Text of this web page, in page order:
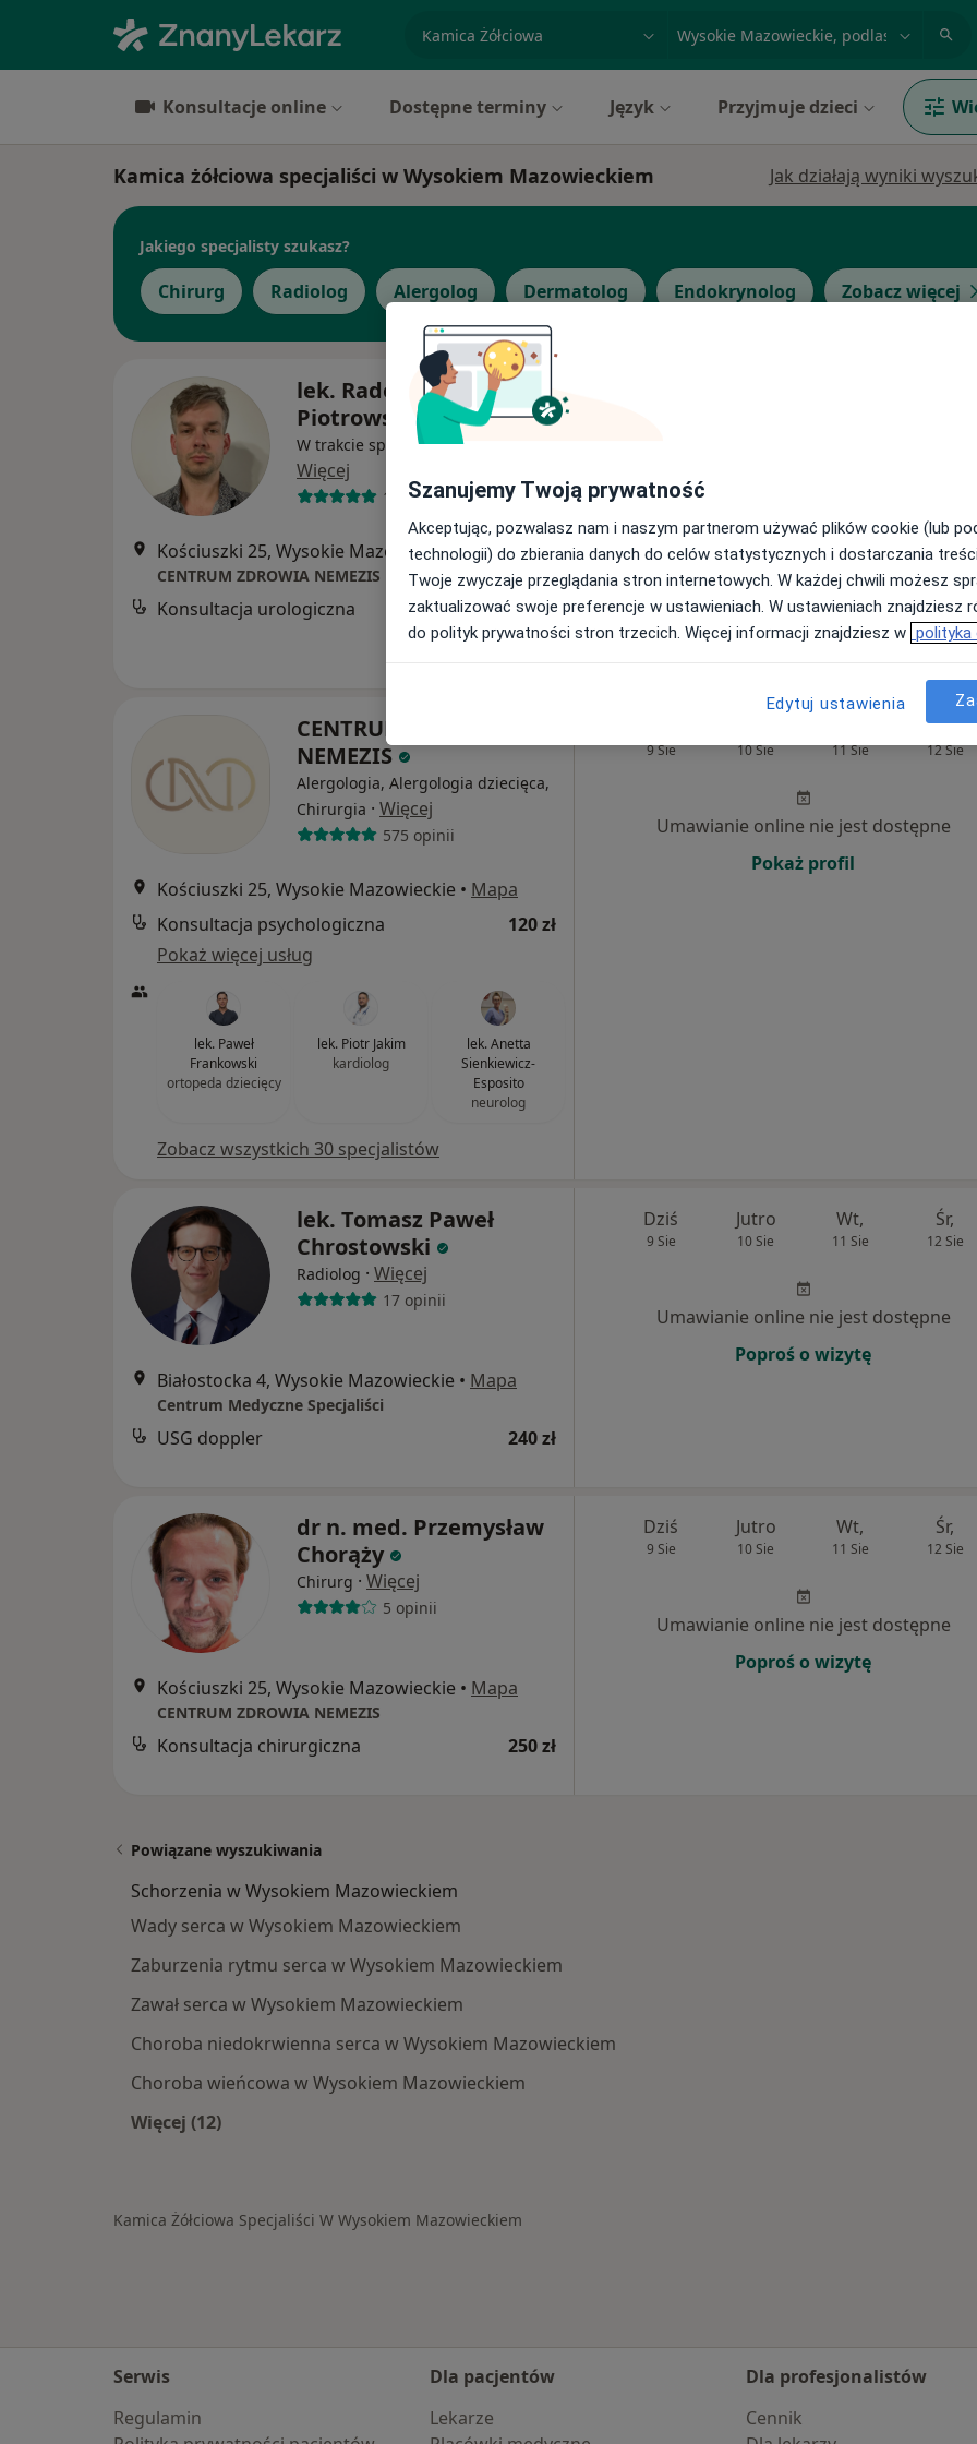
specjalizacja, badanie lub nazwisko
Konsultacje online Dostępne terminy Język Przyjmuje dzieci
Kamica żółciowa specjaliści w Wysokiem Mazowieckiem Jak działają wyniki
Jakiego specjalisty szukasz?
Chirurg Radiolog Alergolog Dermatolog Endokrynolog Zobacz więcej
lek. Radosław
Piotrowski
W trakcie specjalizacji (Urolog)
Więcej
17 opinii
Kościuszki 25, Wysokie Mazowieckie• Mapa
CENTRUM ZDROWIA NEMEZIS
Konsultacja urologiczna 250 zł
Umawianie online nie jest dostępne
Poproś o wizytę
CENTRUM ZDROWIA
NEMEZIS
Alergologia, Alergologia dziecięca,
Chirurgia · Więcej
575 opinii
Kościuszki 25, Wysokie Mazowieckie • Mapa
Konsultacja psychologiczna
120 zł
Pokaż więcej usług
lek. Paweł
Frankowski
ortopeda dziecięcy
lek. Piotr Jakim
kardiolog
lek. Anetta
Sienkiewicz-
Esposito
neurolog
Zobacz wszystkich 30 specjalistów
9 Sie 10 Sie 11 Sie
Śr,
12 Sie
Umawianie online nie jest dostępne
Pokaż profil
lek. Tomasz Paweł
Chrostowski
Radiolog · Więcej
17 opinii
Białostocka 4, Wysokie Mazowieckie • Mapa
Centrum Medyczne Specjaliści
USG doppler 240 zł
Dziś
9 Sie
Jutro
10 Sie
Wt,
11 Sie
Śr,
12 Sie
Umawianie online nie jest dostępne
Poproś o wizytę
dr n. med. Przemysław
Chorąży
Chirurg · Więcej
5 opinii
Kościuszki 25, Wysokie Mazowieckie • Mapa
CENTRUM ZDROWIA NEMEZIS
Konsultacja chirurgiczna 250 zł
Dziś
9 Sie
Jutro
10 Sie
Wt,
11 Sie
Śr,
12 Sie
Umawianie online nie jest dostępne
Poproś o wizytę
Powiązane wyszukiwania
Schorzenia w Wysokiem Mazowieckiem
Wady serca w Wysokiem Mazowieckiem
Zaburzenia rytmu serca w Wysokiem Mazowieckiem
Zawał serca w Wysokiem Mazowieckiem
Choroba niedokrwienna serca w Wysokiem Mazowieckiem
Choroba wieńcowa w Wysokiem Mazowieckiem
Więcej (12)
Kamica Żółciowa Specjaliści W Wysokiem Mazowieckiem
Serwis
Regulamin
Dla pacjentów
Lekarze
Dla profesjonalistów
Cennik
Szanujemy Twoją prywatność
Akceptując, pozwalasz nam i naszym partnerom używać plików cookie (lub
technologii) do zbierania danych do celów statystycznych i dostarczania
Twoje zwyczaje przeglądania stron internetowych. W każdej chwili możesz
zaktualizować swoje preferencje w ustawieniach. W ustawieniach znajdziesz
do polityk prywatności stron trzecich. Więcej informacji znajdziesz w polityka
Edytuj ustawienia